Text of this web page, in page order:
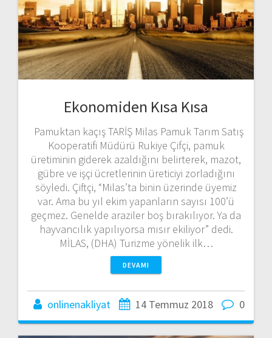
Ekonomiden Kısa Kısa
Pamuktan kaçış TARİŞ Milas Pamuk Tarım Satış
Kooperatifi Müdürü Rukiye Çifçi, pamuk
üretiminin giderek azaldığını belirterek, mazot,
gübre ve işçi ücretlerinin üreticiyi zorladığını
söyledi. Çiftçi, “Milas’ta binin üzerinde üyemiz
var. Ama bu yıl ekim yapanların sayısı 100’ü
geçmez. Genelde araziler boş bırakılıyor. Ya da
hayvancılık yapılıyorsa mısır ekiliyor” dedi.
MİLAS, (DHA) Turizme yönelik ilk…
DEVAMI
onlinenakliyat 14 Temmuz 2018 0